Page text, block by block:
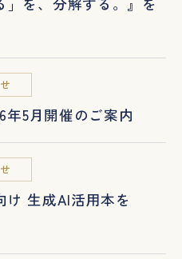
年5月開催のご案内
け 生成AI活用本を